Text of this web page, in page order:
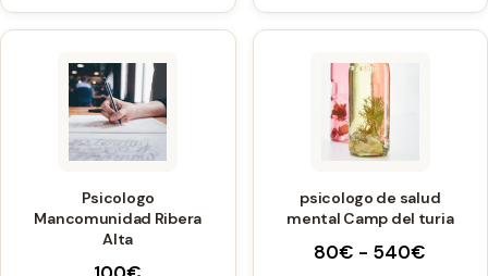
Psicologo
Mancomunidad Ribera
Alta
80€ - 540€
psicologo de salud
mental Camp del turia
Este
producto
tiene
múltiples
Las
se